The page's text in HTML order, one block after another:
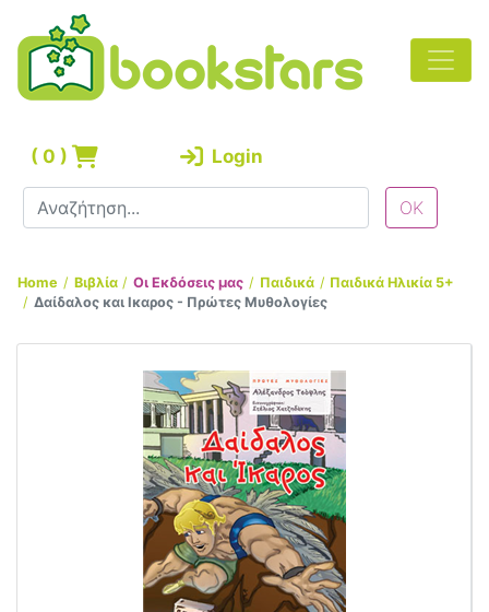
( 0 ) Login
Home Βιβλία Οι Εκδόσεις μας Παιδικά
Παιδικά Ηλικία 5+
Δαίδαλος και Ικαρος - Πρώτες Μυθολογίες